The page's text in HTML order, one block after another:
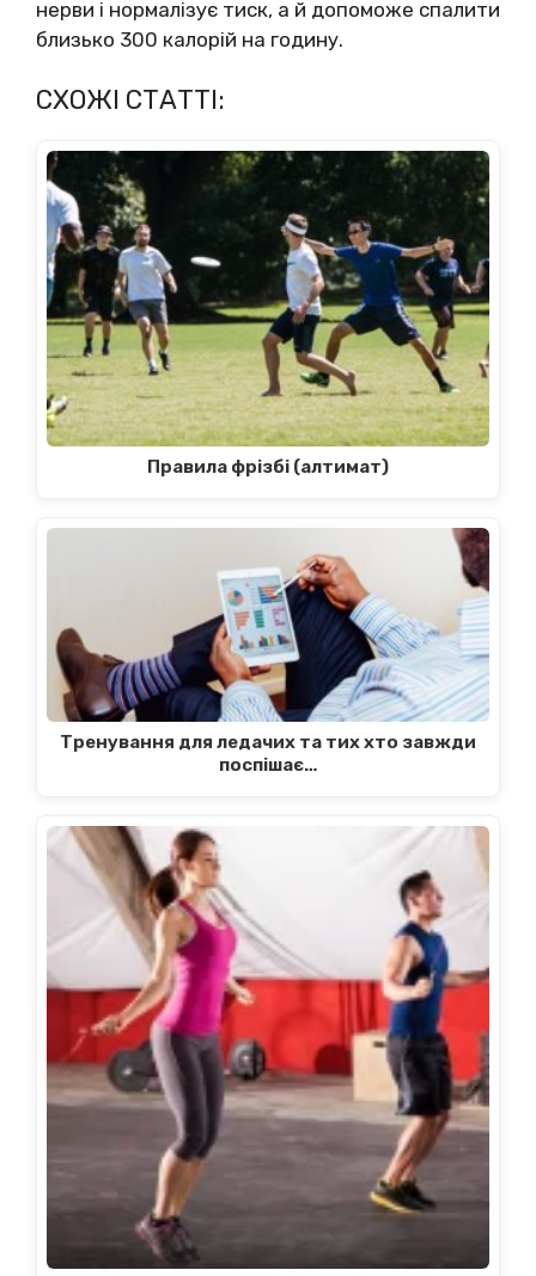
нерви і нормалізує тиск, а й допоможе спалити
близько 300 калорій на годину.
СХОЖІ СТАТТІ:
Правила фрізбі (алтимат)
Тренування для ледачих та тих хто завжди
поспішає…